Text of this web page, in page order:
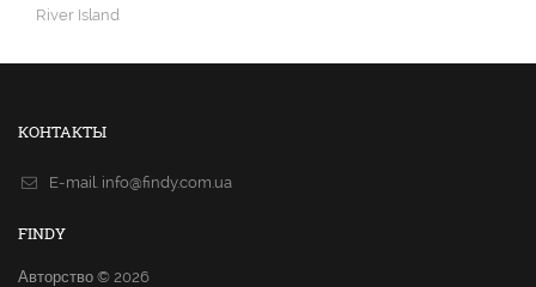
River Island
КОНТАКТЫ
E-mail. info@findy.com.ua
FINDY
Авторство © 2026